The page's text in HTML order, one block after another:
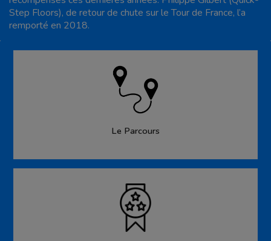
Step Floors), de retour de chute sur le Tour de France, l’a
remporté en 2018.
Le Parcours